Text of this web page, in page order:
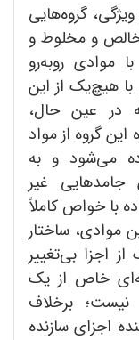
گروه‌هایی
و مخلوط و
موادی رو‌به‌رو
هیچ‌یک از این
در عین حال،
گروه از مواد
می‌شود و به
جامدهایی غیر
با خواص کاملاً
موادی، ساختار
اجزا بی‌تغییر
خاص از یک
برخلاف
اجزای سازنده